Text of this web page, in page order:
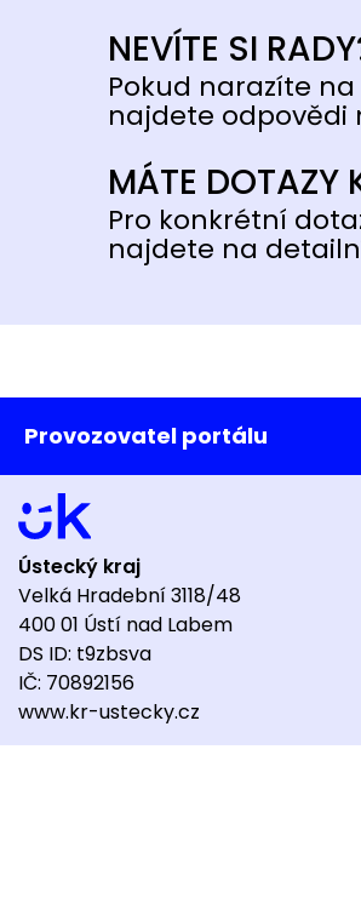
NEVÍTE SI
Pokud narazíte
najdete odpovědi
MÁTE DOTAZY
Pro konkrétní
najdete na
Provozovatel portálu
Ústecký kraj
Velká Hradební 3118/48
400 01 Ústí nad Labem
DS ID: t9zbsva
IČ: 70892156
www.kr-ustecky.cz